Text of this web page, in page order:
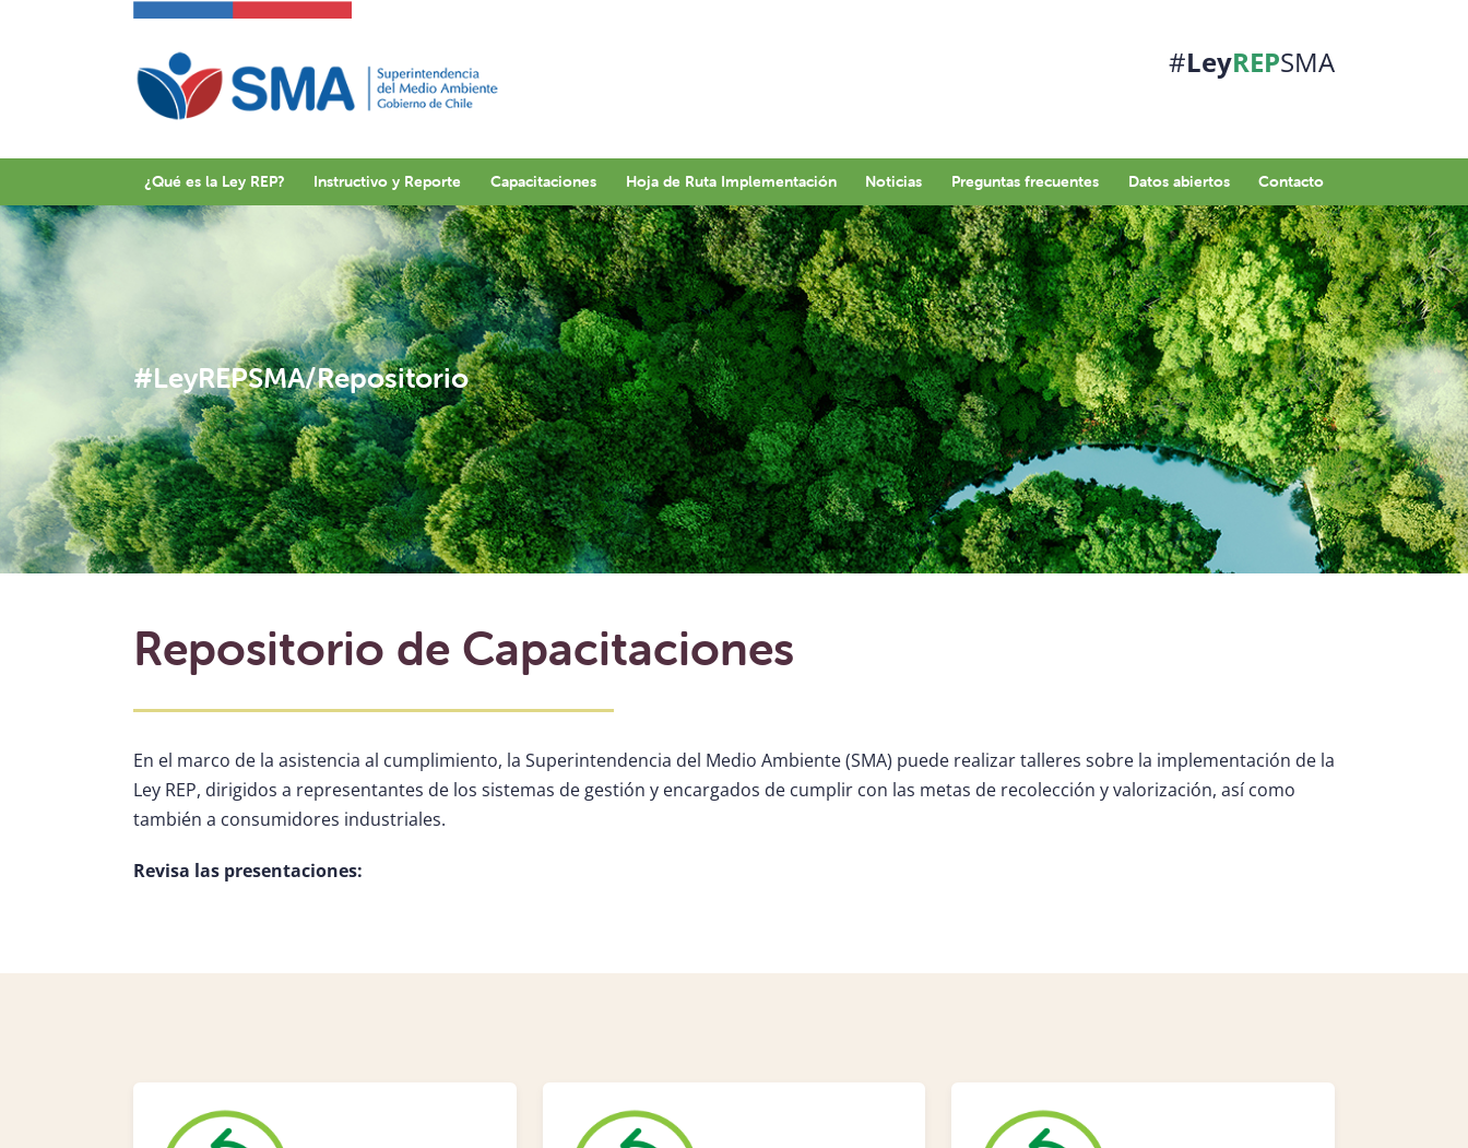
#LeyREPSMA
¿Qué es la Ley REP? Instructivo y Reporte Capacitaciones Hoja de Ruta Implementación Noticias Preguntas frecuentes Datos abiertos Contacto
#LeyREPSMA/Repositorio
Repositorio de Capacitaciones
En el marco de la asistencia al cumplimiento, la Superintendencia del Medio Ambiente (SMA) puede realizar talleres sobre la implementación de la
Ley REP, dirigidos a representantes de los sistemas de gestión y encargados de cumplir con las metas de recolección y valorización, así como
también a consumidores industriales.
Revisa las presentaciones: